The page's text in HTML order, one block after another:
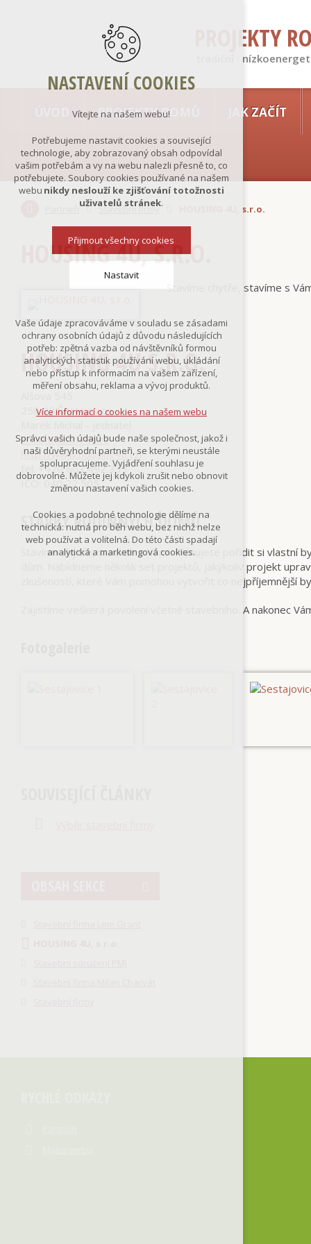
PROJEKTY
tradiční ·
PROJEKTY DOMŮ JAK ZAČÍT
Stavební firmy HOUSING 4U, s.r.o.
HOUSING 4U, S.R.O.
Stavíme chytře, stavíme s
HOUSING 4U S.R.O.
250 92 Šestajovice
info@housing4u.cz
http://www.housing4u.cz/
tel: +420 603 492 333
IČO: 040 22 505
STAVBY RODINNÝCH DOMŮ
Stavíme chytře, stavíme s Vámi. Plánujete pořídit si vlastní
dům. Nabídneme několik set projektů, jakýkoliv projekt
zkušeností, které Vám pomohou vytvořit co nejpříjemnější
Zajistíme veškerá povolení včetně stavebního. A nakonec
NASTAVENÍ COOKIES
Vítejte na našem webu!
Potřebujeme nastavit cookies a související
technologie, aby zobrazovaný obsah odpovídal
vašim potřebám a vy na webu nalezli přesně to, co
potřebujete. Soubory cookies používané na našem
webu nikdy neslouží ke zjišťování totožnosti
uživatelů stránek.
Přijmout všechny cookies
Nastavit
nutná pro provozování webu
udržení kontextu stránek (session):
případná přihlášení, volby jazyka, apod.
Volitelná cookies
analytická pro anonymizované
marketingová cookies
Více informací o cookies na našem webu
Odmítnout vše
Vaše údaje zpracováváme v souladu se zásadami
ochrany osobních údajů z důvodu následujících
potřeb: zpětná vazba od návštěvníků formou
analytických statistik používání webu, ukládání
nebo přístup k informacím na vašem zařízení,
měření obsahu, reklama a vývoj produktů.
Více informací o cookies na našem webu
Správci vašich údajů bude naše společnost, jakož i
naši důvěryhodní partneři, se kterými neustále
spolupracujeme. Vyjádření souhlasu je
dobrovolné. Můžete jej kdykoli zrušit nebo obnovit
změnou nastavení vašich cookies.
Cookies a podobné technologie dělíme na
technická: nutná pro běh webu, bez nichž nelze
web používat a volitelná. Do této části spadají
analytická a marketingová cookies.